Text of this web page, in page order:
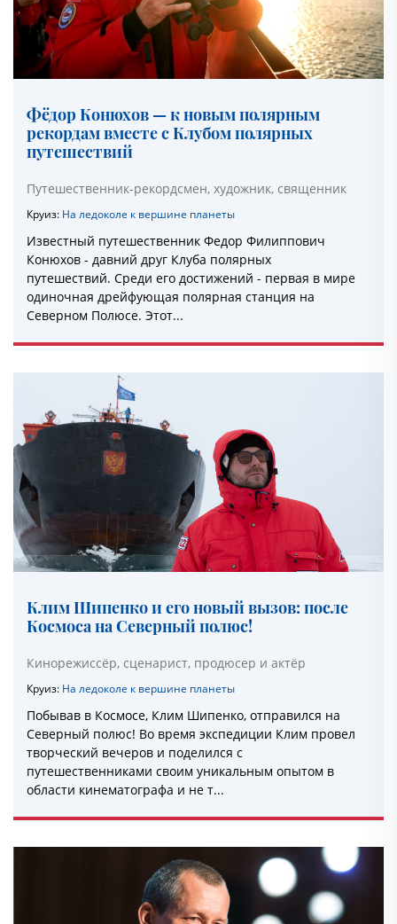
Фёдор Конюхов — к новым полярным
рекордам вместе с Клубом полярных
путешествий
Путешественник-рекордсмен, художник, священник
Круиз: На ледоколе к вершине планеты
Известный путешественник Федор Филиппович
Конюхов - давний друг Клуба полярных
путешествий. Среди его достижений - первая в мире
одиночная дрейфующая полярная станция на
Северном Полюсе. Этот...
Клим Шипенко и его новый вызов: после
Космоса на Северный полюс!
Кинорежиссёр, сценарист, продюсер и актёр
Круиз: На ледоколе к вершине планеты
Побывав в Космосе, Клим Шипенко, отправился на
Северный полюс! Во время экспедиции Клим провел
творческий вечеров и поделился с
путешественниками своим уникальным опытом в
области кинематографа и не т...